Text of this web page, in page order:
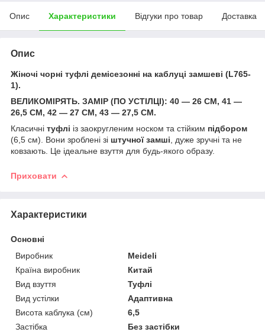
Опис Характеристики Відгуки про товар Доставка
Опис
Жіночі чорні туфлі демісезонні на каблуці замшеві (L765-
1).
ВЕЛИКОМІРЯТЬ. ЗАМІР (ПО УСТІЛЦІ): 40 — 26 СМ, 41 —
26,5 СМ, 42 — 27 СМ, 43 — 27,5 СМ.
Класичні туфлі із заокругленим носком та стійким підбором
(6,5 см). Вони зроблені зі штучної замші , дуже зручні та не
ковзають. Це ідеальне взуття для будь-якого образу.
Приховати
Характеристики
Основні
Виробник
Meideli
Країна виробник
Китай
Вид взуття
Туфлі
Вид устілки
Адаптивна
Висота каблука (см)
6,5
Застібка
Без застібки